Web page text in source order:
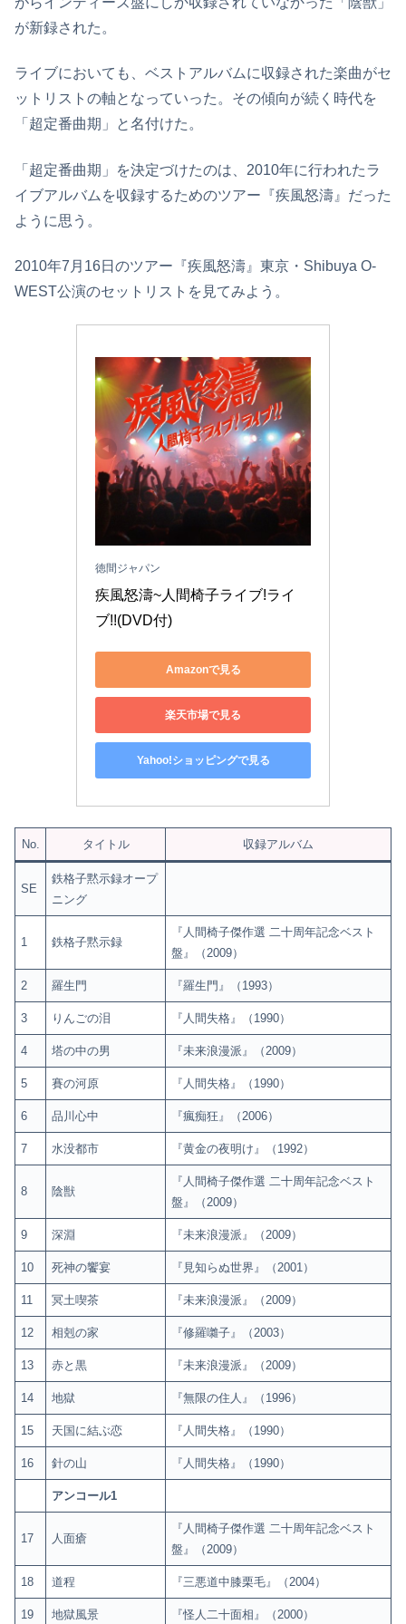
が新録された。
ライブにおいても、ベストアルバムに収録された楽曲がセ
ットリストの軸となっていった。その傾向が続く時代を
「超定番曲期」と名付けた。
「超定番曲期」を決定づけたのは、2010年に行われたラ
イブアルバムを収録するためのツアー『疾風怒濤』だった
ように思う。
2010年7月16日のツアー『疾風怒濤』東京・Shibuya O-
WEST公演のセットリストを見てみよう。
徳間ジャパン
疾風怒濤~人間椅子ライブ!ライ
ブ!!(DVD付)
Amazonで見る
楽天市場で見る
Yahoo!ショッピングで見る
No. タイトル 収録アルバム
SE
鉄格子黙示録オープ
ニング
1 鉄格子黙示録
『人間椅子傑作選 二十周年記念ベスト
盤』（2009）
2 羅生門 『羅生門』（1993）
3 りんごの泪 『人間失格』（1990）
4 塔の中の男 『未来浪漫派』（2009）
5 賽の河原 『人間失格』（1990）
6 品川心中 『瘋痴狂』（2006）
7 水没都市 『黄金の夜明け』（1992）
8 陰獣
『人間椅子傑作選 二十周年記念ベスト
盤』（2009）
9 深淵 『未来浪漫派』（2009）
10 死神の饗宴 『見知らぬ世界』（2001）
11 冥土喫茶 『未来浪漫派』（2009）
12 相剋の家 『修羅囃子』（2003）
13 赤と黒 『未来浪漫派』（2009）
14 地獄 『無限の住人』（1996）
15 天国に結ぶ恋 『人間失格』（1990）
16 針の山 『人間失格』（1990）
アンコール1
17 人面瘡
『人間椅子傑作選 二十周年記念ベスト
盤』（2009）
18 道程 『三悪道中膝栗毛』（2004）
19 地獄風景 『怪人二十面相』（2000）